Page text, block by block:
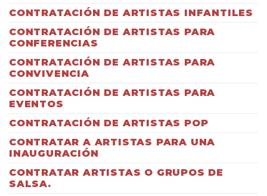
CONTRATACIÓN DE ARTISTAS INFANTILES
CONTRATACIÓN DE ARTISTAS PARA
CONFERENCIAS
CONTRATACIÓN DE ARTISTAS PARA
CONVIVENCIA
CONTRATACIÓN DE ARTISTAS PARA
EVENTOS
CONTRATACIÓN DE ARTISTAS POP
CONTRATAR A ARTISTAS PARA UNA
INAUGURACIÓN
CONTRATAR ARTISTAS O GRUPOS DE
SALSA.